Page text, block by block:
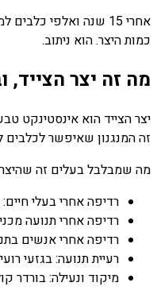
אחרי 15 שנה ואלפי
כמות היצר. הוא ניתוב.
מה זה יצר הצייד,
יצר הצייד הוא אינסטינקט
זה המנגנון שאיפשר לכלבים
מה שמבלבל בעלים זה שהיצר
רדיפה אחרי בעלי
רדיפה אחרי תנועה
רדיפה אחרי אנשים
רעיית תנועה: בגזעי
מיקוד ונעילה: בורדר